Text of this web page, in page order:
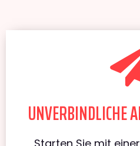
UNVERBINDLICHE